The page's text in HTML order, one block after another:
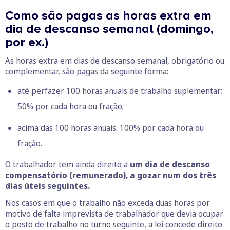
Como são pagas as horas extra em
dia de descanso semanal (domingo,
por ex.)
As horas extra em dias de descanso semanal, obrigatório ou
complementar, são pagas da seguinte forma:
até perfazer 100 horas anuais de trabalho suplementar:
50% por cada hora ou fração;
acima das 100 horas anuais: 100% por cada hora ou
fração.
O trabalhador tem ainda direito a um dia de descanso
compensatório (remunerado), a gozar num dos três
dias úteis seguintes.
Nos casos em que o trabalho não exceda duas horas por
motivo de falta imprevista de trabalhador que devia ocupar
o posto de trabalho no turno seguinte, a lei concede direito